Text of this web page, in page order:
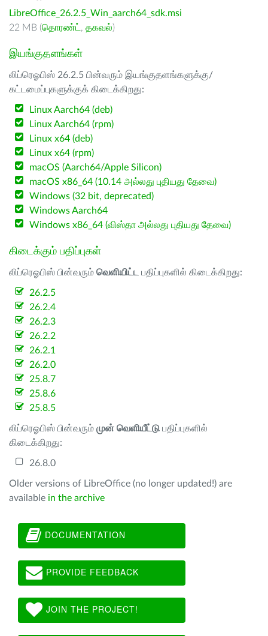
LibreOffice_26.2.5_Win_aarch64_sdk.msi
22 MB (தொரண்ட் , தகவல்)
இயங்குதளங்கள்
லிப்ரெஓபிஸ் 26.2.5 பின்வரும் இயங்குதளங்களுக்கு/
கட்டமைப்புகளுக்குக் கிடைக்கிறது:
Linux Aarch64 (deb)
Linux Aarch64 (rpm)
Linux x64 (deb)
Linux x64 (rpm)
macOS (Aarch64/Apple Silicon)
macOS x86_64 (10.14 அல்லது புதியது தேவை)
Windows (32 bit, deprecated)
Windows Aarch64
Windows x86_64 (விஸ்தா அல்லது புதியது தேவை)
கிடைக்கும் பதிப்புகள்
லிப்ரெஓபிஸ் பின்வரும் வெளியிட்ட பதிப்புகளில் கிடைக்கிறது:
26.2.5
26.2.4
26.2.3
26.2.2
26.2.1
26.2.0
25.8.7
25.8.6
25.8.5
லிப்ரெஓபிஸ் பின்வரும் முன் வெளியீட்டு பதிப்புகளில்
கிடைக்கிறது:
26.8.0
Older versions of LibreOffice (no longer updated!) are
available in the archive
DOCUMENTATION
PROVIDE FEEDBACK
JOIN THE PROJECT!